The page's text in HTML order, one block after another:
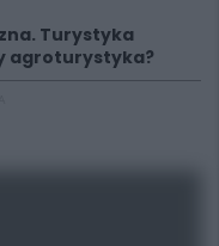
Turystyka
agroturystyka?